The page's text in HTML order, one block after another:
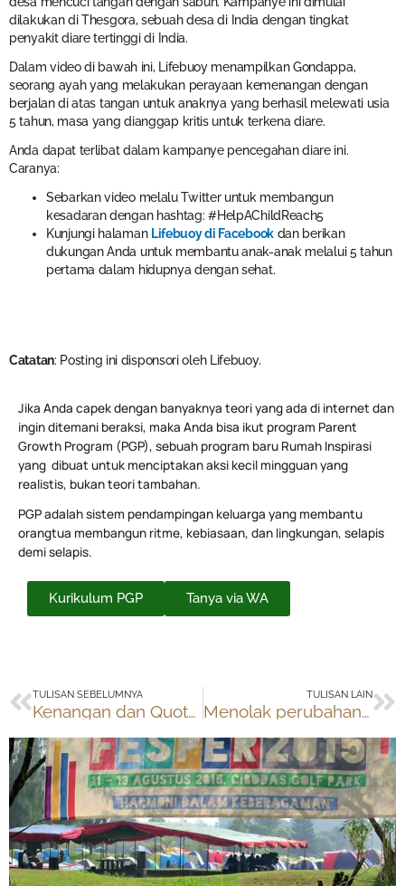
dilakukan di Thesgora, sebuah desa di India dengan tingkat
penyakit diare tertinggi di India.
Dalam video di bawah ini, Lifebuoy menampilkan Gondappa,
seorang ayah yang melakukan perayaan kemenangan dengan
berjalan di atas tangan untuk anaknya yang berhasil melewati usia
5 tahun, masa yang dianggap kritis untuk terkena diare.
Anda dapat terlibat dalam kampanye pencegahan diare ini.
Caranya:
Sebarkan video melalu Twitter untuk membangun
kesadaran dengan hashtag: #HelpAChildReach5
Kunjungi halaman Lifebuoy di Facebookdan berikan
dukungan Anda untuk membantu anak-anak melalui 5 tahun
pertama dalam hidupnya dengan sehat.
Catatan: Posting ini disponsori oleh Lifebuoy.
Jika Anda capek dengan banyaknya teori yang ada di internet dan
ingin ditemani beraksi, maka Anda bisa ikut program Parent
Growth Program (PGP), sebuah program baru Rumah Inspirasi
yang dibuat untuk menciptakan aksi kecil mingguan yang
realistis, bukan teori tambahan.
PGP adalah sistem pendampingan keluarga yang membantu
orangtua membangun ritme, kebiasaan, dan lingkungan, selapis
demi selapis.
Kurikulum PGP Tanya via WA
Prev
TULISAN SEBELUMNYA
Kenangan dan Quotes tentang Nelson Mandela
TULISAN LAIN
Menolak perubahan rancangan UU Sisdiknas